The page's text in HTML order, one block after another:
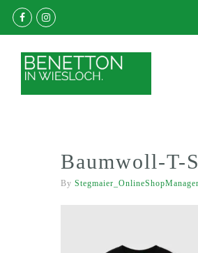
Baumwoll-T-
By Stegmaier_OnlineShopManager